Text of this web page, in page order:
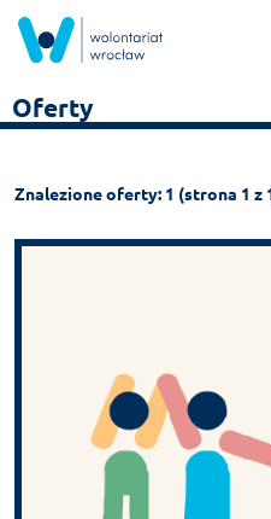
Przejdź
do
treści
Oferty
Znalezione oferty: 1 (strona 1 z